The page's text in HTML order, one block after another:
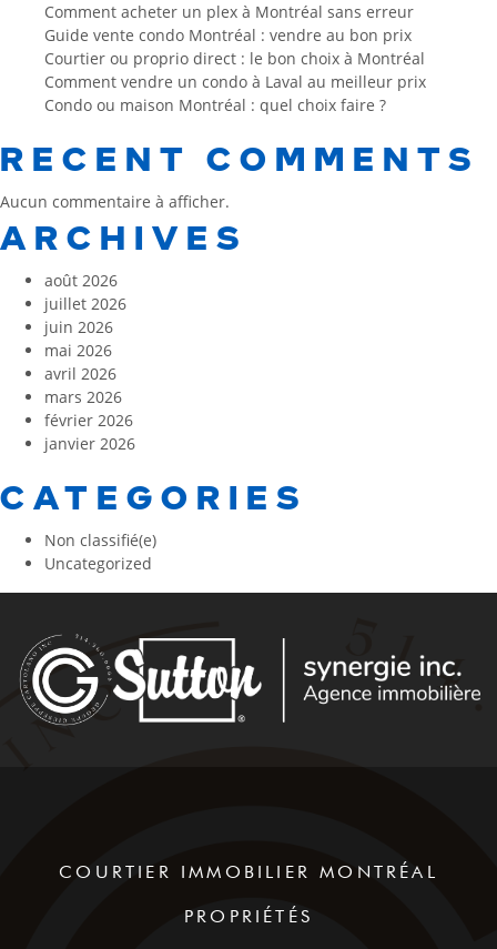
Comment acheter un plex à Montréal sans erreur
Guide vente condo Montréal : vendre au bon prix
Courtier ou proprio direct : le bon choix à Montréal
Comment vendre un condo à Laval au meilleur prix
Condo ou maison Montréal : quel choix faire ?
RECENT COMMENTS
Aucun commentaire à afficher.
ARCHIVES
août 2026
juillet 2026
juin 2026
mai 2026
avril 2026
mars 2026
février 2026
janvier 2026
CATEGORIES
Non classifié(e)
Uncategorized
COURTIER IMMOBILIER MONTRÉAL
PROPRIÉTÉS